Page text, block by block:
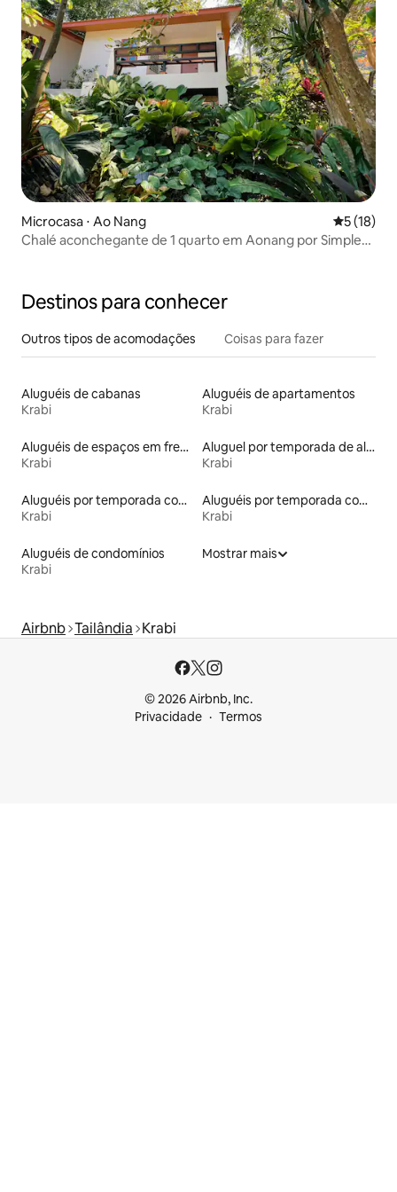
Microcasa ⋅ Ao Nang 5 de uma
5 (18)
Chalé aconchegante de 1 quarto em Aonang por Simple
Destinos para conhecer
Outros tipos de acomodações Coisas para fazer
Aluguéis de cabanas
Krabi
Aluguéis de apartamentos
Krabi
Aluguéis de espaços em frente à praia
Krabi
Aluguel por temporada de alojamentos ecológicos
Krabi
Aluguéis por temporada com acesso à praia
Krabi
Aluguéis por temporada com café da manhã
Krabi
Aluguéis de condomínios
Krabi
Mostrar mais
Airbnb Tailândia Krabi
© 2026 Airbnb, Inc.
Privacidade
Termos